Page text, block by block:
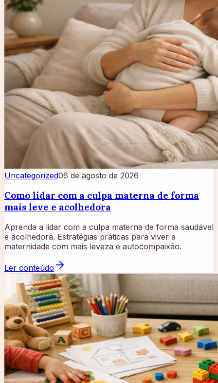
Uncategorized06 de agosto de 2026
Como lidar com a culpa materna de forma
mais leve e acolhedora
Aprenda a lidar com a culpa materna de forma saudável
e acolhedora. Estratégias práticas para viver a
maternidade com mais leveza e autocompaixão.
Ler conteúdo